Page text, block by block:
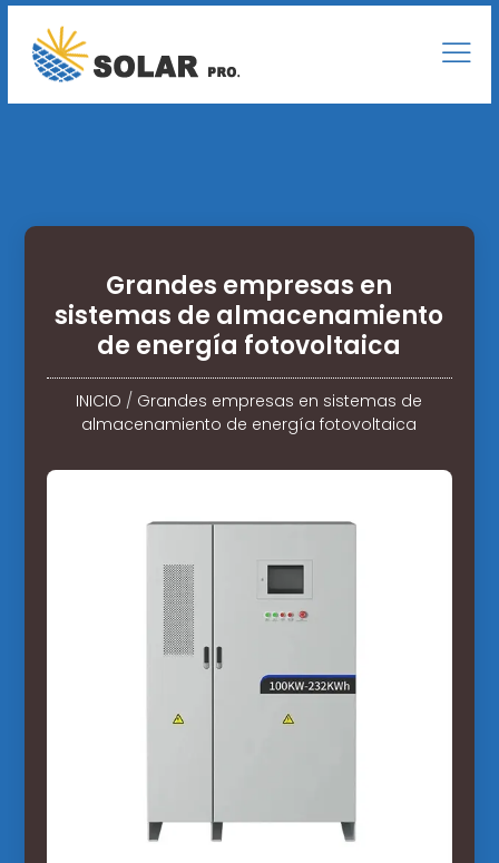
Grandes empresas en
sistemas de almacenamiento
de energía fotovoltaica
INICIO / Grandes empresas en sistemas de
almacenamiento de energía fotovoltaica